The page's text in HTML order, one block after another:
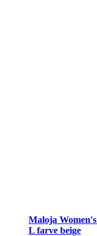
Maloja
L farve beige